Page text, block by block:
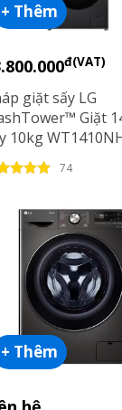
+ Thêm
đ(VAT)
giặt sấy LG
Giặt
10kg
74
+ Thêm